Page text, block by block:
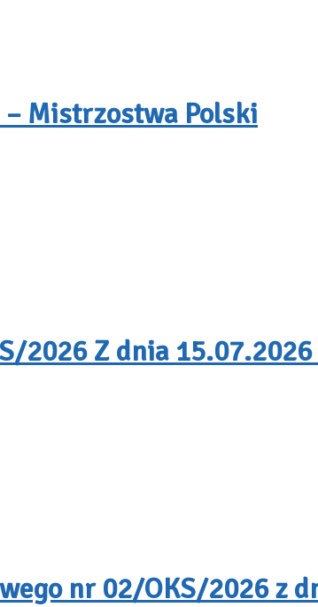
– Mistrzostwa Polski
2026 Z dnia
nr 02/OKS/2026 z